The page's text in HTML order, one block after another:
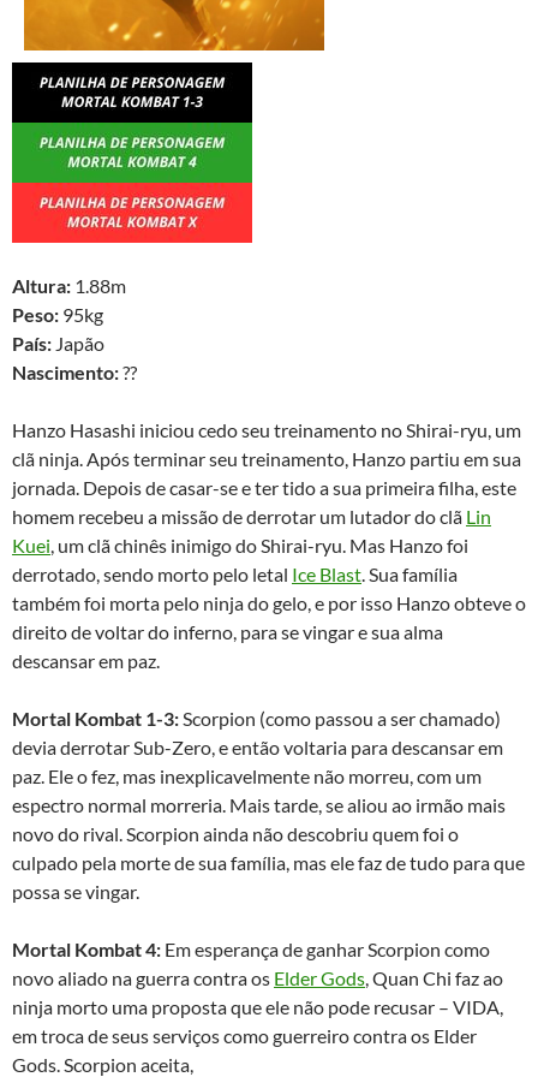
Altura: 1.88m
Peso: 95kg
País: Japão
Nascimento:??
Hanzo Hasashi iniciou cedo seu treinamento no Shirai-ryu, um
clã ninja. Após terminar seu treinamento, Hanzo partiu em sua
jornada. Depois de casar-se e ter tido a sua primeira filha, este
homem recebeu a missão de derrotar um lutador do clã Lin
Kuei , um clã chinês inimigo do Shirai-ryu. Mas Hanzo foi
derrotado, sendo morto pelo letal Ice Blast . Sua família
também foi morta pelo ninja do gelo, e por isso Hanzo obteve o
direito de voltar do inferno, para se vingar e sua alma
descansar em paz.
Mortal Kombat 1-3: Scorpion (como passou a ser chamado)
devia derrotar Sub-Zero, e então voltaria para descansar em
paz. Ele o fez, mas inexplicavelmente não morreu, com um
espectro normal morreria. Mais tarde, se aliou ao irmão mais
novo do rival. Scorpion ainda não descobriu quem foi o
culpado pela morte de sua família, mas ele faz de tudo para que
possa se vingar.
Mortal Kombat 4: Em esperança de ganhar Scorpion como
novo aliado na guerra contra os Elder Gods , Quan Chi faz ao
ninja morto uma proposta que ele não pode recusar – VIDA,
em troca de seus serviços como guerreiro contra os Elder
Gods. Scorpion aceita,